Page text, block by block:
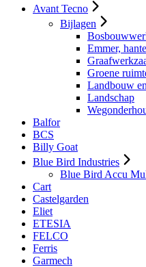
Avant Tecno
Bijlagen
Emmer,
Groene
Landbouw
Landschap
Balfor
BCS
Billy Goat
Blue Bird Industries
Blue Bird Accu
Cart
Castelgarden
Eliet
ETESIA
FELCO
Ferris
Garmech